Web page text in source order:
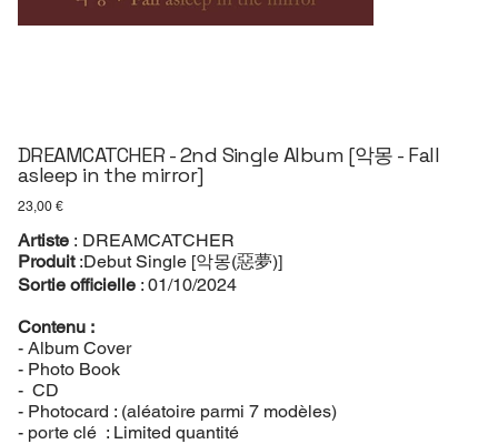
DREAMCATCHER - 2nd Single Album [악몽 - Fall
asleep in the mirror]
Prix
23,00 €
Artiste: DREAMCATCHER
Produit:Debut Single [악몽(惡夢)]
Sortie officielle: 01/10/2024
Contenu :
- Album Cover
- Photo Book
- CD
- Photocard : (aléatoire parmi 7 modèles)
- porte clé : Limited quantité